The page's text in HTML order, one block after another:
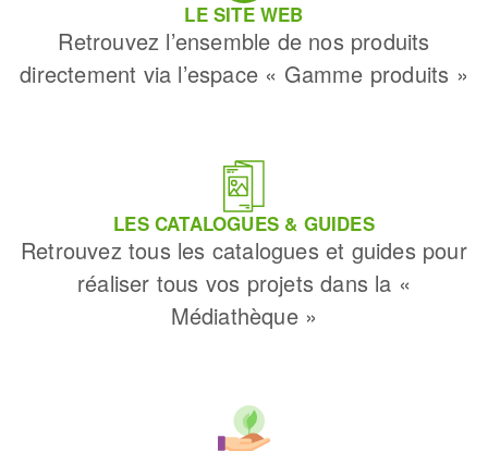
LE SITE WEB
Retrouvez l’ensemble de nos produits
directement via l’espace « Gamme produits »
LES CATALOGUES & GUIDES
Retrouvez tous les catalogues et guides pour
réaliser tous vos projets dans la «
Médiathèque »